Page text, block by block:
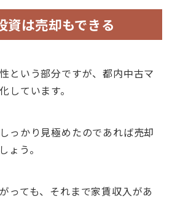
資は売却もできる
という部分ですが、都内中古マ
しています。
っかり見極めたのであれば売却
ょう。
っても、それまで家賃収入があ